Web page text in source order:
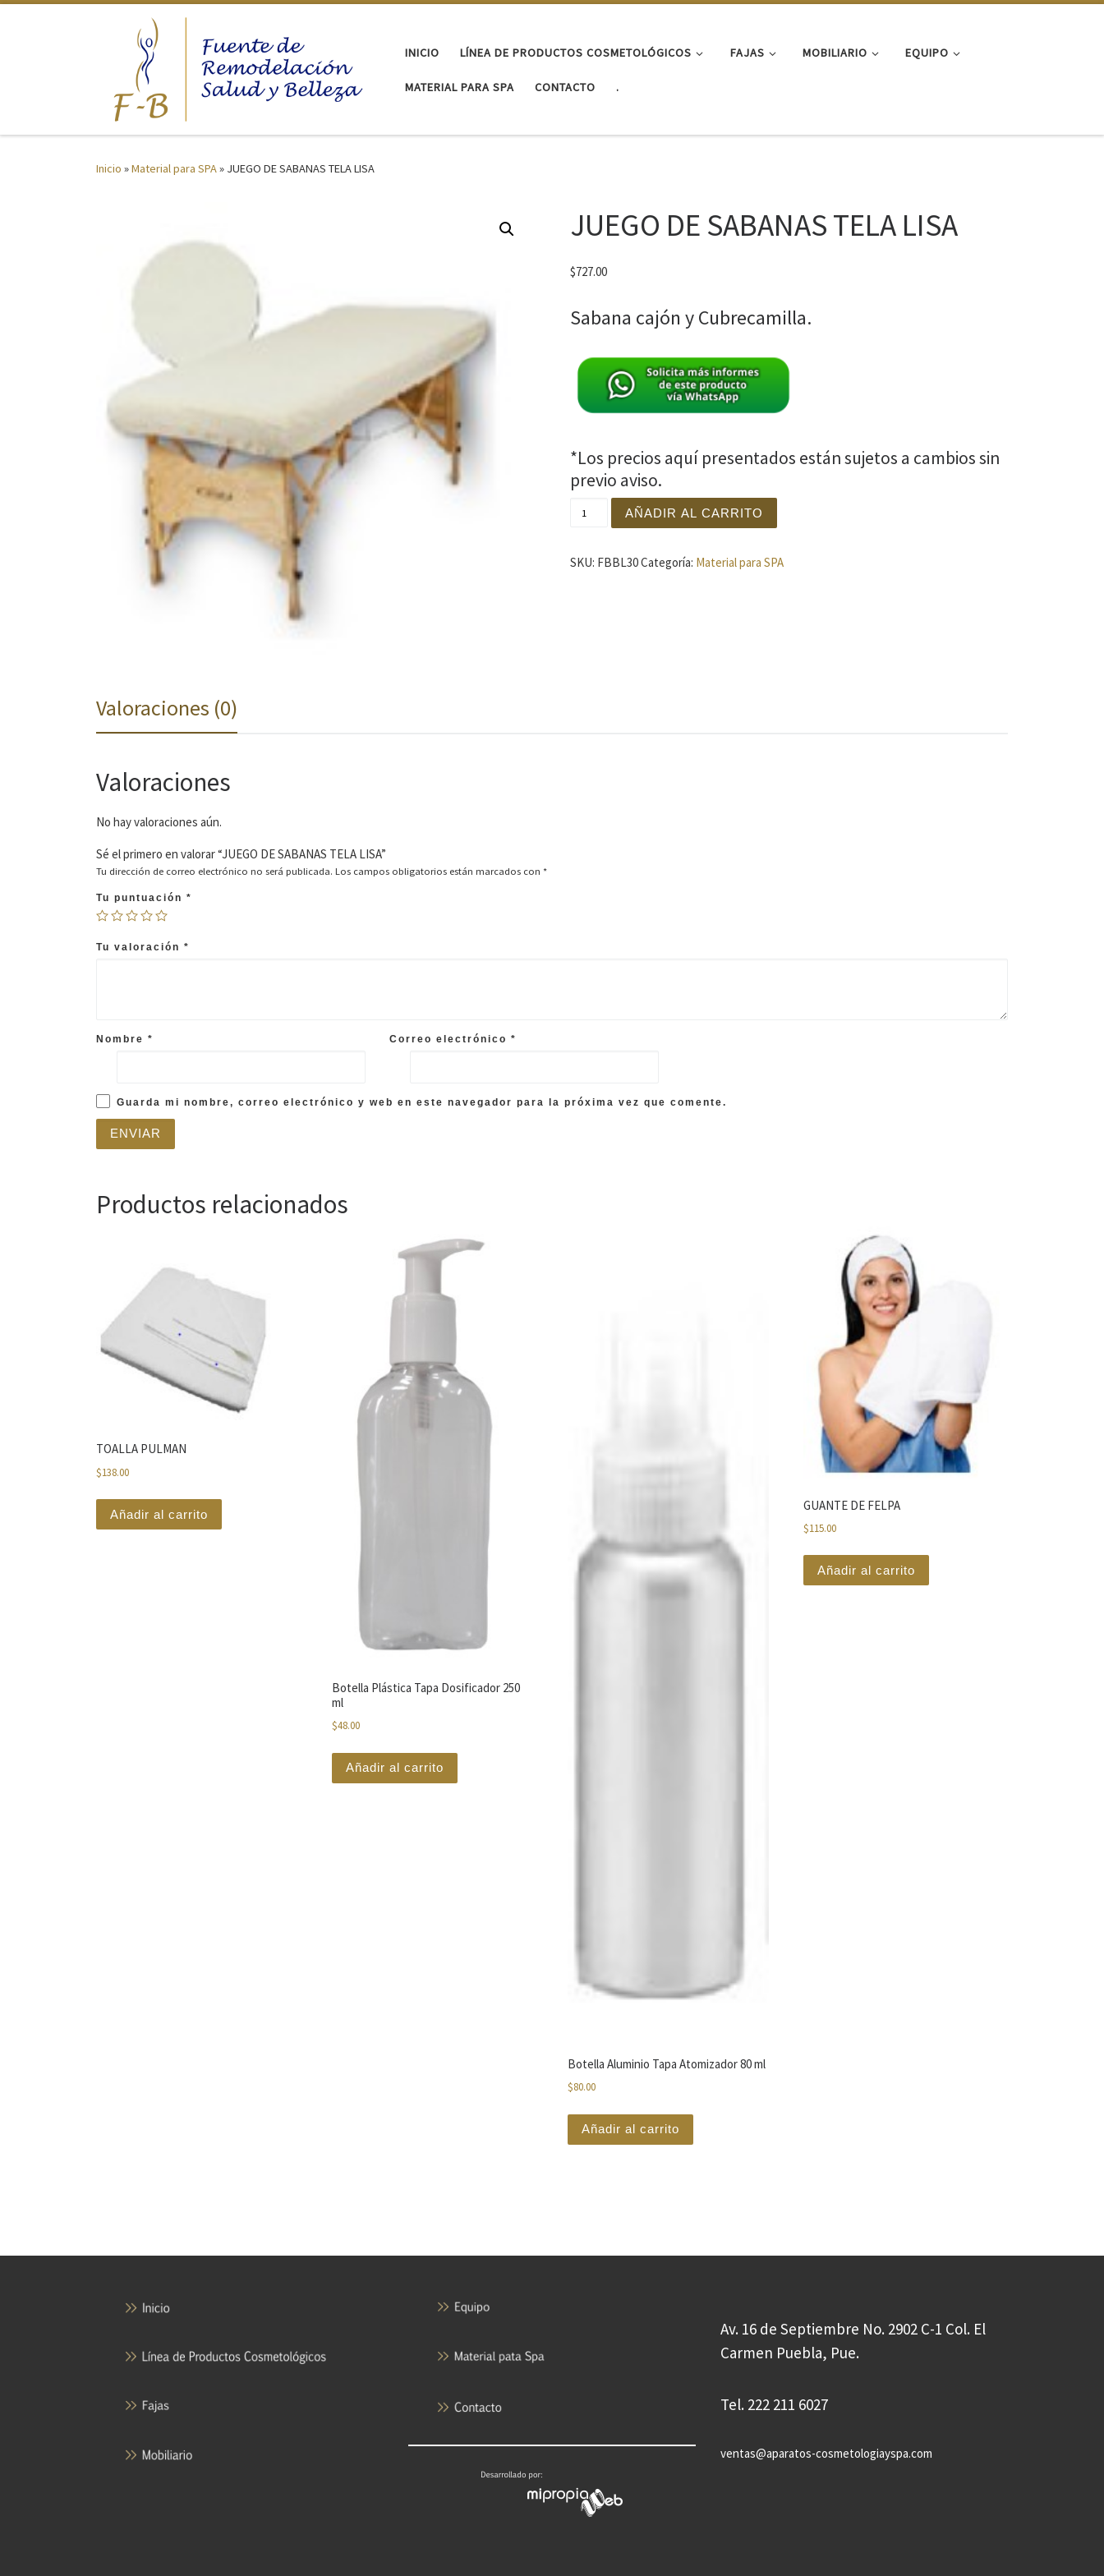
INICIO LÍNEA DE PRODUCTOS COSMETOLÓGICOS FAJAS MOBILIARIO EQUIPO
MATERIAL PARA SPA CONTACTO .
Inicio »Material para SPA» JUEGO DE SABANAS TELA LISA
JUEGO DE SABANAS TELA LISA
$727.00
Sabana cajón y Cubrecamilla.
*Los precios aquí presentados están sujetos a cambios sin
previo aviso.
JUEGO DE SABANAS TELA LISA cantidad
AÑADIR AL CARRITO
SKU: FBBL30Categoría: Material para SPA
Valoraciones (0)
Valoraciones
No hay valoraciones aún.
Sé el primero en valorar “JUEGO DE SABANAS TELA LISA”
Tu dirección de correo electrónico no será publicada. Los campos obligatorios están marcados con *
Tu puntuación *
Tu valoración *
Nombre * Correo electrónico *
Guarda mi nombre, correo electrónico y web en este navegador para la próxima vez que comente.
Productos relacionados
TOALLA PULMAN
$138.00
Añadir al carrito
Botella Plástica Tapa Dosificador 250
ml
$48.00
Añadir al carrito
Botella Aluminio Tapa Atomizador 80 ml
$80.00
Añadir al carrito
GUANTE DE FELPA
$115.00
Añadir al carrito
Av. 16 de Septiembre No. 2902 C-1 Col. El
Carmen Puebla, Pue.
Tel. 222 211 6027
ventas@aparatos-cosmetologiayspa.com